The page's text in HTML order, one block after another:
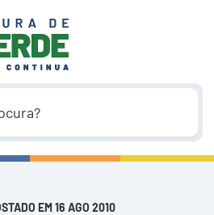
EM 16 AGO 2010